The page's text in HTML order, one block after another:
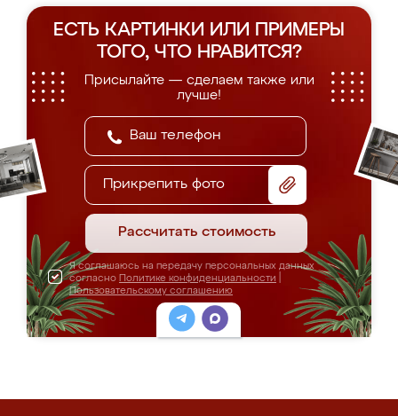
ЕСТЬ КАРТИНКИ ИЛИ ПРИМЕРЫ
ТОГО, ЧТО НРАВИТСЯ?
Присылайте — сделаем также или
лучше!
Прикрепить фото
Рассчитать стоимость
Я соглашаюсь на передачу персональных данных
согласно Политике конфиденциальности
Пользовательскому соглашению